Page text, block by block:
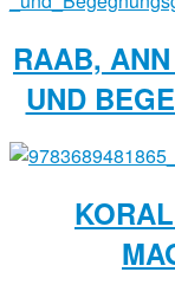
RAAB,
UND